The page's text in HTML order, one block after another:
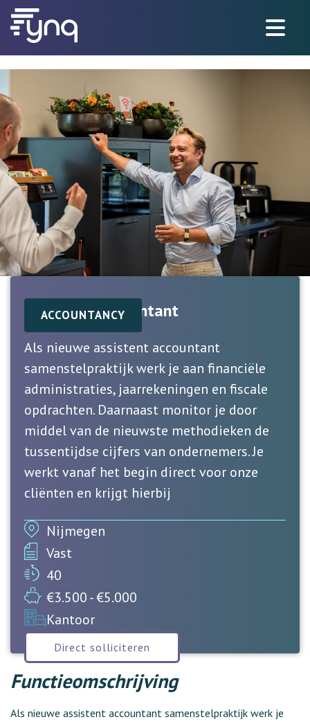
ACCOUNTANCY
Assistent Accountant
Als nieuwe assistent accountant
samenstelpraktijk werk je aan financiële
administraties, jaarrekeningen en fiscale
opdrachten. Daarnaast monitor je door
middel van de nieuwste methodieken de
tussentijdse cijfers van ondernemers. Je
werkt vanaf het begin direct voor onze
cliënten en krijgt hierbij
Nijmegen
Vast
40
€3.500 - €5.000
Kantoor
Direct solliciteren
Functieomschrijving
Als nieuwe assistent accountant samenstelpraktijk werk je